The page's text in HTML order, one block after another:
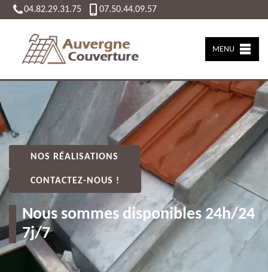
04.82.29.31.75 07.50.44.09.57
MENU
NOS RÉALISATIONS
CONTACTEZ-NOUS !
Nous sommes disponibles 24h/24
7j/7